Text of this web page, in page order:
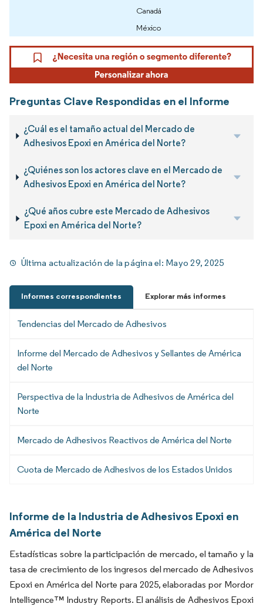
Canadá
México
Preguntas Clave Respondidas en el Informe
¿Cuál es el tamaño actual del Mercado de
Adhesivos Epoxi en América del Norte?
¿Quiénes son los actores clave en el Mercado de
Adhesivos Epoxi en América del Norte?
¿Qué años cubre este Mercado de Adhesivos
Epoxi en América del Norte?
Última actualización de la página el: Mayo 29, 2025
Informes correspondientes Explorar más informes
Tendencias del Mercado de Adhesivos
Informe del Mercado de Adhesivos y Sellantes de América
del Norte
Perspectiva de la Industria de Adhesivos de América del
Norte
Mercado de Adhesivos Reactivos de América del Norte
Cuota de Mercado de Adhesivos de los Estados Unidos
Informe de la Industria de Adhesivos Epoxi en
América del Norte
Estadísticas sobre la participación de mercado, el tamaño y la
tasa de crecimiento de los ingresos del mercado de Adhesivos
Epoxi en América del Norte para 2025, elaboradas por Mordor
Intelligence™ Industry Reports. El análisis de Adhesivos Epoxi